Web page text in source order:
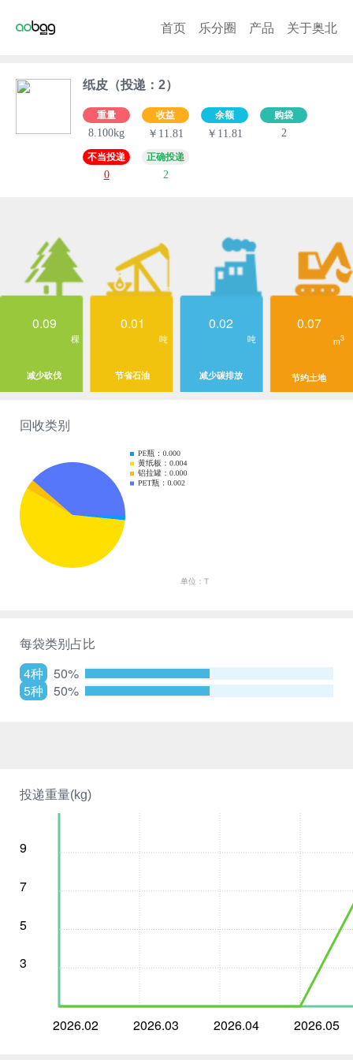
首页 乐分圈 产品 关于奥北
纸皮（投递：2）
重量
8.100kg
收益
￥11.81
余额
￥11.81
购袋
2
不当投递
0
正确投递
2
投递重量(kg)
9
7
5
3
2026.02 2026.03 2026.04 2026.05
0.09
棵
减少砍伐
0.01
吨
节省石油
0.02
吨
减少碳排放
0.07
m3
节约土地
回收类别
每袋类别占比
4种
50%
5种
50%